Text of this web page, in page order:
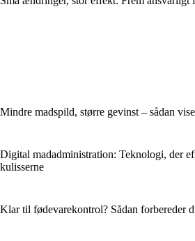
Mindre madspild, større gevinst – sådan
Digital madadministration: Teknologi, der
kulisserne
Klar til fødevarekontrol? Sådan forbereder